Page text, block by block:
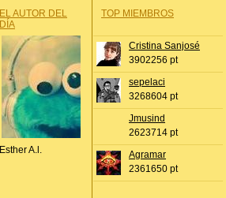
EL AUTOR DEL
DÍA
Esther A.l.
TOP MIEMBROS
Cristina Sanjosé
3902256 pt
sepelaci
3268604 pt
Jmusind
2623714 pt
Agramar
2361650 pt